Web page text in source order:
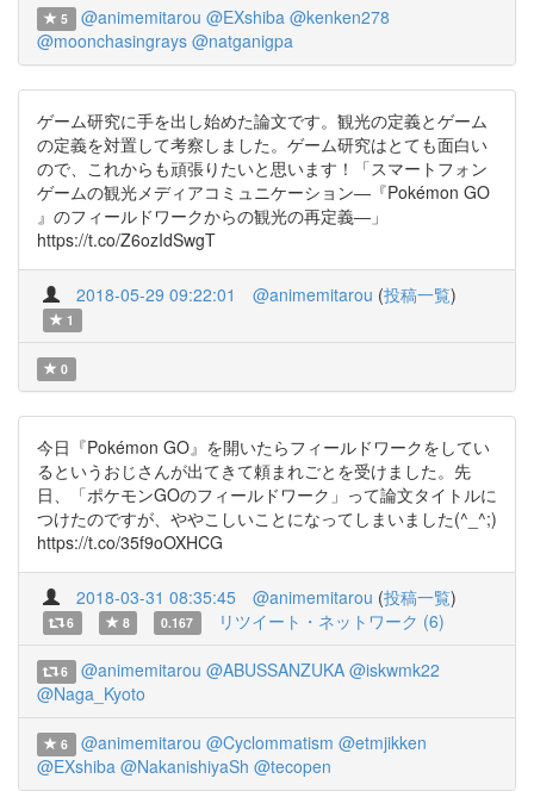
5 @animemitarou @EXshiba @kenken278
@moonchasingrays @natganigpa
ゲーム研究に手を出し始めた論文です。観光の定義とゲーム
の定義を対置して考察しました。ゲーム研究はとても面白い
ので、これからも頑張りたいと思います！「スマートフォン
ゲームの観光メディアコミュニケーション―『Pokémon GO
』のフィールドワークからの観光の再定義―」
https://t.co/Z6ozIdSwgT
2018-05-29 09:22:01 @animemitarou (投稿一覧)
1
0
今日『Pokémon GO』を開いたらフィールドワークをしてい
るというおじさんが出てきて頼まれごとを受けました。先
日、「ポケモンGOのフィールドワーク」って論文タイトルに
つけたのですが、ややこしいことになってしまいました(^_^;)
https://t.co/35f9oOXHCG
2018-03-31 08:35:45 @animemitarou (投稿一覧)
6 8 0.167 リツイート・ネットワーク (6)
6 @animemitarou @ABUSSANZUKA @iskwmk22
@Naga_Kyoto
6 @animemitarou @Cyclommatism @etmjikken
@EXshiba @NakanishiyaSh @tecopen